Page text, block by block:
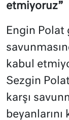
etmiyoruz”
Engin Polat
kabul
Sezgin
karşı